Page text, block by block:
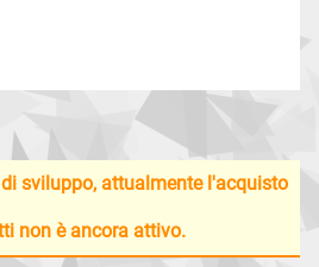
sviluppo, attualmente l'acquisto
non è ancora attivo.